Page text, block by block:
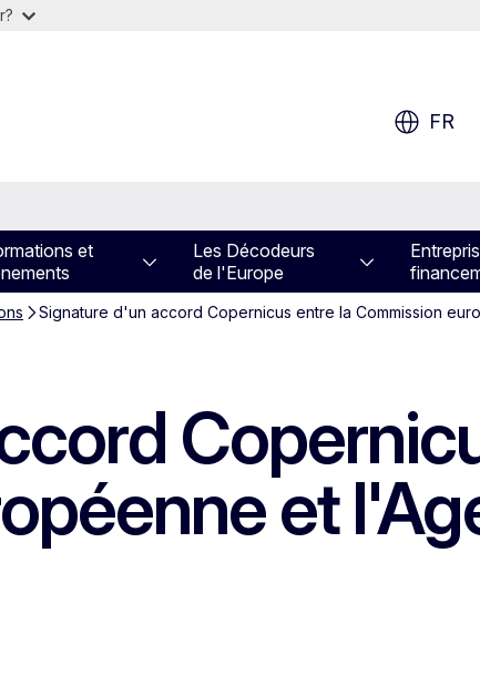
FR
et
Les Décodeurs
de l'Europe
Signature d'un accord Copernicus entre la Commission
et